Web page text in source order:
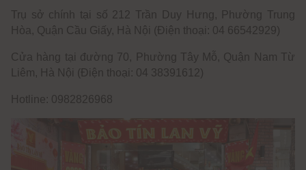
Trụ sở chính tại số 212 Trần Duy Hưng, Phường Trung
Hòa, Quận Cầu Giấy, Hà Nội (Điện thoại: 04 66542929)
Cửa hàng tại đường 70, Phường Tây Mỗ, Quận Nam Từ
Liêm, Hà Nội (Điện thoại: 04 38391612)
Hotline: 0982826968